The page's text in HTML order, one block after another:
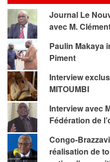
Journal Le
avec M.
Paulin Makaya
Piment
Interview
MITOUMBI
Interview avec
Fédération de
Congo-
réalisation de